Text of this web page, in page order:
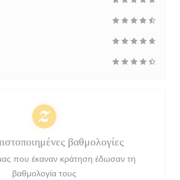
βαθμολογίες
που έκαναν κράτηση έδωσαν τη
βαθμολογία τους